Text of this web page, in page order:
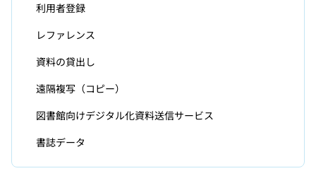
利用者登録
レファレンス
資料の貸出し
遠隔複写（コピー）
図書館向けデジタル化資料送信サービス
書誌データ